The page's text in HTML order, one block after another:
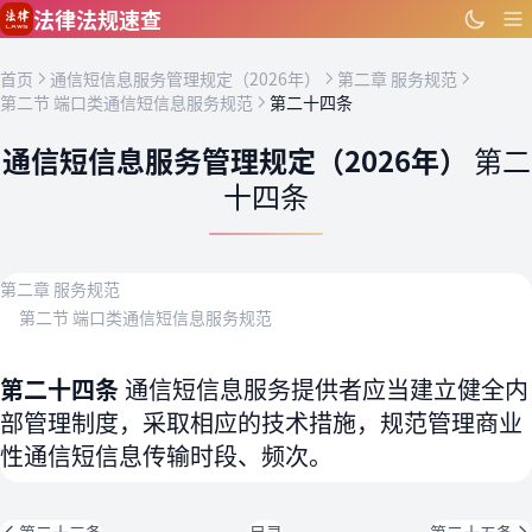
跳到主要内容
法律法规速查
首页 通信短信息服务管理规定（2026年）
第二章 服务规范
第二节 端口类通信短信息服务规范
第二十四条
通信短信息服务管理规定（2026年） 第二
十四条
第二章 服务规范
第二节 端口类通信短信息服务规范
第二十四条通信短信息服务提供者应当建立健全内
部管理制度，采取相应的技术措施，规范管理商业
性通信短信息传输时段、频次。